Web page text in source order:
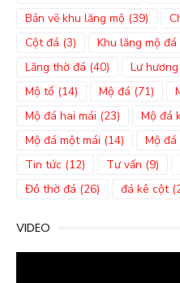
Bản vẽ khu lăng mộ (39)
Cột đá (3) Khu lăng mộ đá
Lăng thờ đá (40) Lư
Mộ tổ (14) Mộ đá (71)
Mộ đá hai mái (23) Mộ đá
Mộ đá một mái (14) Mộ đá
Tin tức (12) Tư vấn (9)
Đồ thờ đá (26) đá kê cột
VIDEO